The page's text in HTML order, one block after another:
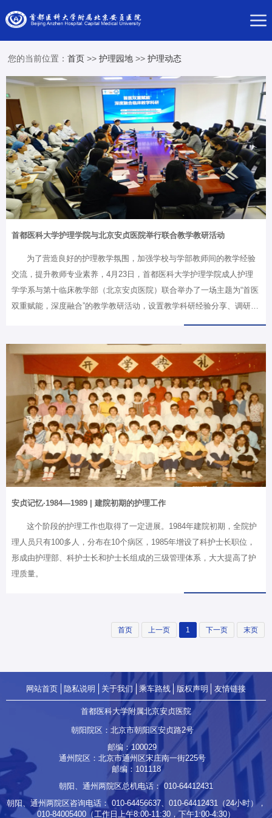
您的当前位置：首页 >>护理园地 >>护理动态
首都医科大学护理学院与北京安贞医院举行联合教学教研活动
为了营造良好的护理教学氛围，加强学校与学部教师间的教学经验
交流，提升教师专业素养，4月23日，首都医科大学护理学院成人护理
学学系与第十临床教学部（北京安贞医院）联合举办了一场主题为“首医
双重赋能，深度融合”的教学教研活动，设置教学科研经验分享、调研讨
安贞记忆·1984—1989 | 建院初期的护理工作
这个阶段的护理工作也取得了一定进展。1984年建院初期，全院护
理人员只有100多人，分布在10个病区，1985年增设了科护士长职位，
形成由护理部、科护士长和护士长组成的三级管理体系，大大提高了护
理质量。
首页 上一页 1 下一页 末页
网站首页 隐私说明 关于我们 乘车路线 版权声明 友情链接
首都医科大学附属北京安贞医院
朝阳院区：北京市朝阳区安贞路2号
邮编：100029
通州院区：北京市通州区宋庄南一街225号
邮编：101118
朝阳、通州两院区总机电话： 010-64412431
朝阳、通州两院区咨询电话： 010-64456637、 010-64412431（24小时），
010-84005400 （工作日上午8:00-11:30，下午1:00-4:30）